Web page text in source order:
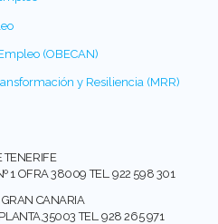
(OBECAN)
y Resiliencia (MRR)
TENERIFE
1 OFRA 38009 TEL. 922 598 301
CANARIA
TEL. 928 265 971